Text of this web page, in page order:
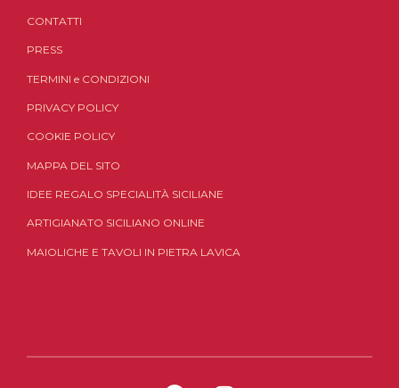
CONTATTI
PRESS
TERMINI e CONDIZIONI
PRIVACY POLICY
COOKIE POLICY
MAPPA DEL SITO
IDEE REGALO SPECIALITÀ SICILIANE
ARTIGIANATO SICILIANO ONLINE
MAIOLICHE E TAVOLI IN PIETRA LAVICA